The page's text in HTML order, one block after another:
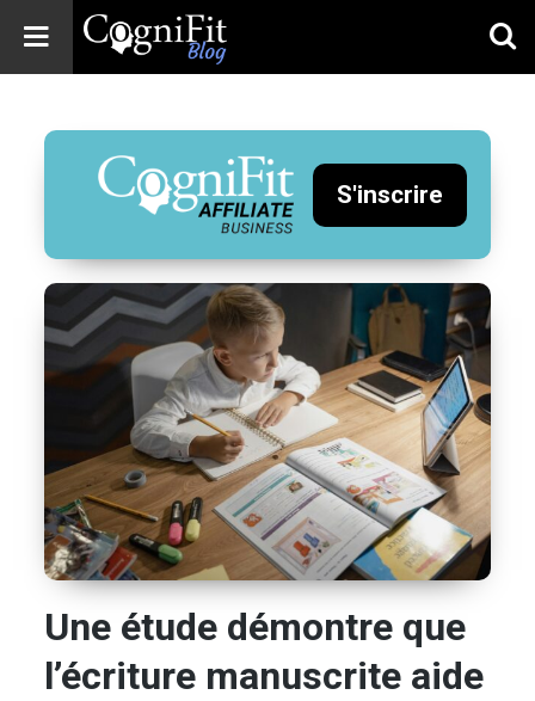
Blog: Brain
Health
News
Brain Training,
Mental Health, and
Wellness
S'inscrire
Une étude démontre que
l’écriture manuscrite aide